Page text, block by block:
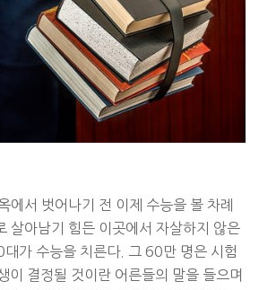
에서 벗어나기 전 이제 수능을 볼 차례
살아남기 힘든 이곳에서 자살하지 않은
가 수능을 치른다. 그 60만 명은 시험
이 결정될 것이란 어른들의 말을 들으며